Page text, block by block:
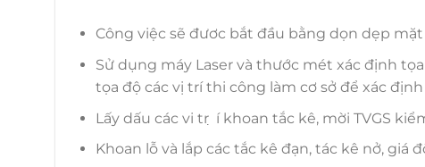
Công việc sẽ đươc bắt đầu bằng dọn dẹp
Sử dụng máy Laser và thước mét xác định
tọa độ các vị trí thi công làm cơ sở để xác
Lấy dấu các vi tr ̣ í khoan tắc kê, mời TVGS
Khoan lỗ và lắp các tắc kê đạn, tác kê nở, giá